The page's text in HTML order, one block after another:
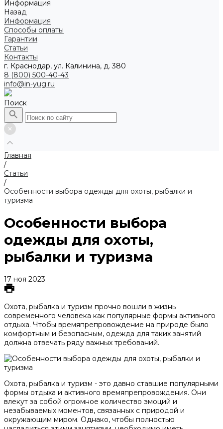
Информация
Назад
Информация
Способы оплаты
Гарантии
Статьи
Контакты
г. Краснодар, ул. Калинина, д. 380
8 (800) 500-40-43
info@in-yug.ru
Поиск
Главная
/
Статьи
/
Особенности выбора одежды для охоты, рыбалки и
туризма
Особенности выбора
одежды для охоты,
рыбалки и туризма
17 ноя 2023
Охота, рыбалка и туризм прочно вошли в жизнь
современного человека как популярные формы активного
отдыха. Чтобы времяпрепровождение на природе было
комфортным и безопасным, одежда для таких занятий
должна отвечать ряду важных требований.
Охота, рыбалка и туризм - это давно ставшие популярными
формы отдыха и активного времяпрепровождения. Они
влекут за собой огромное количество эмоций и
незабываемых моментов, связанных с природой и
окружающим миром. Однако, чтобы полностью